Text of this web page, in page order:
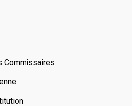
Commissaires